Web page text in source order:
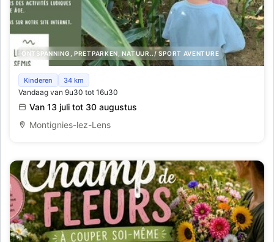
ONTSPANNING, PRETPARKEN, NATUUR../ SPORT AVENTURE
4e Reuzemaïsdoolhof van La Ferme du Parc opent zijn
deuren!
Kinderen 34 km
Vandaag van 9u30 tot 16u30
Van 13 juli tot 30 augustus
Montignies-lez-Lens